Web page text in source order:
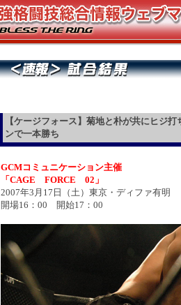
【ケージフォース】菊地と朴が共にヒジ
ンで一本勝ち
GCMコミュニケーション主催
「CAGE FORCE 02」
2007年3月17日（土）東京・ディファ有明
開場16：00 開始17：00